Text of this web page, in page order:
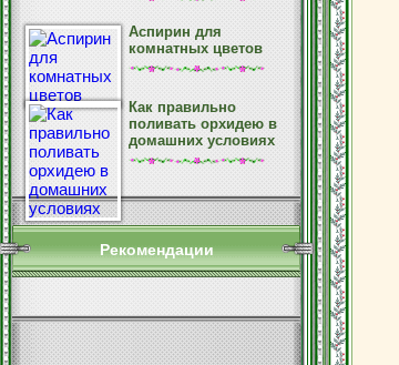
Аспирин для
комнатных цветов
Как правильно
поливать орхидею в
домашних условиях
Рекомендации